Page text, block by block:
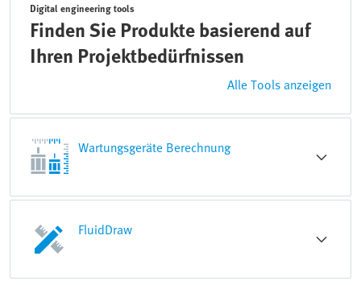
Digital engineering tools
Finden Sie Produkte basierend auf
Ihren Projektbedürfnissen
Alle Tools anzeigen
Wartungsgeräte Berechnung
FluidDraw